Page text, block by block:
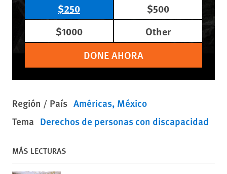
$250
$500
$1000
Other
DONE AHORA
Región / País Américas México
Tema Derechos de personas con discapacidad
MÁS LECTURAS